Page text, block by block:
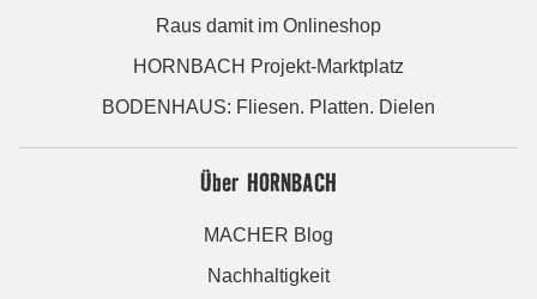
Raus damit im Onlineshop
HORNBACH Projekt-Marktplatz
BODENHAUS: Fliesen. Platten. Dielen
Über HORNBACH
MACHER Blog
Nachhaltigkeit